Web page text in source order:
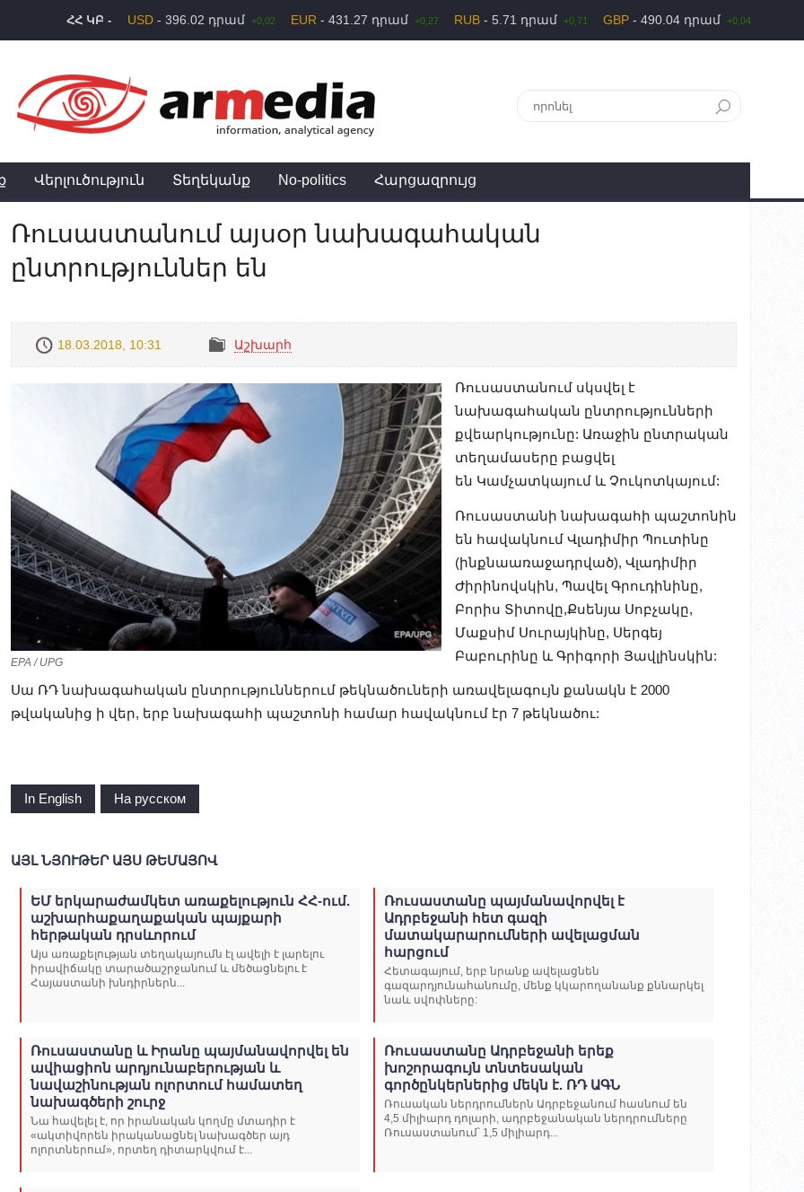
ՀՀ ԿԲ - USD - 396.02 դրամ +0,02 EUR - 431.27 դրամ +0,27 RUB - 5.71 դրամ +0,71 GBP - 490.04 դրամ +0,04
Վերլուծություն Տեղեկանք No-politics Հարցազրույց
Ռուսաստանում այսօր նախագահական
ընտրություններ են
18.03.2018, 10:31 Աշխարհ
EPA / UPG
Ռուսաստանում սկսվել է
նախագահական ընտրությունների
քվեարկությունը: Առաջին ընտրական
տեղամասերը բացվել
են Կամչատկայում և Չուկոտկայում:
Ռուսաստանի նախագահի պաշտոնին
են հավակնում Վլադիմիր Պուտինը
(ինքնաառաջադրված), Վլադիմիր
Ժիրինովսկին, Պավել Գրուդինինը,
Բորիս Տիտովը,Քսենյա Սոբչակը,
Մաքսիմ Սուրայկինը, Սերգեյ
Բաբուրինը և Գրիգորի Յավլինսկին:
Սա ՌԴ նախագահական ընտրություններում թեկնածուների առավելագույն քանակն է 2000
թվականից ի վեր, երբ նախագահի պաշտոնի համար հավակնում էր 7 թեկնածու:
In English На русском
ԱՅԼ ՆՅՈՒԹԵՐ ԱՅՍ ԹԵՄԱՅՈՎ
ԵՄ երկարաժամկետ առաքելություն ՀՀ-ում.
աշխարհաքաղաքական պայքարի
հերթական դրսևորում
Այս առաքելության տեղակայումն էլ ավելի է լարելու
իրավիճակը տարածաշրջանում և մեծացնելու է
Հայաստանի խնդիրներն...
Ռուսաստանը պայմանավորվել է
Ադրբեջանի հետ գազի
մատակարարումների ավելացման
հարցում
Հետագայում, երբ նրանք ավելացնեն
գազարդյունահանումը, մենք կկարողանանք քննարկել
նաև սվոփները:
Ռուսաստանը և Իրանը պայմանավորվել են
ավիացիոն արդյունաբերության և
նավաշինության ոլորտում համատեղ
նախագծերի շուրջ
Նա հավելել է, որ իրանական կողմը մտադիր է
«ակտիվորեն իրականացնել նախագծեր այդ
ոլորտներում», որտեղ դիտարկվում է...
Ռուսաստանը Ադրբեջանի երեք
խոշորագույն տնտեսական
գործընկերներից մեկն է. ՌԴ ԱԳՆ
Ռուսական ներդրումներն Ադրբեջանում հասնում են
4,5 միլիարդ դոլարի, ադրբեջանական ներդրումները
Ռուսաստանում՝ 1,5 միլիարդ...